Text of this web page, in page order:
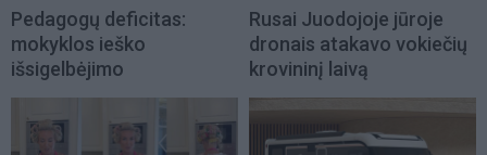
Pedagogų deficitas:
mokyklos ieško
išsigelbėjimo
Rusai Juodojoje jūroje
dronais atakavo vokiečių
krovininį laivą